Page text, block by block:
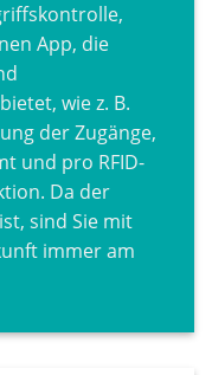
App, die
wie z. B.
der Zugänge,
und pro RFID-
Da der
sind Sie mit
immer am